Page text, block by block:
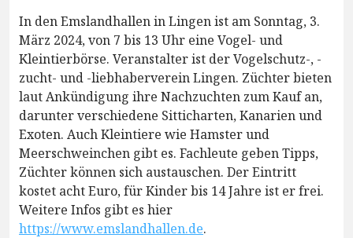
In den Emslandhallen in Lingen ist am Sonntag, 3.
März 2024, von 7 bis 13 Uhr eine Vogel- und
Kleintierbörse. Veranstalter ist der Vogelschutz-, -
zucht- und -liebhaberverein Lingen. Züchter bieten
laut Ankündigung ihre Nachzuchten zum Kauf an,
darunter verschiedene Sitticharten, Kanarien und
Exoten. Auch Kleintiere wie Hamster und
Meerschweinchen gibt es. Fachleute geben Tipps,
Züchter können sich austauschen. Der Eintritt
kostet acht Euro, für Kinder bis 14 Jahre ist er frei.
Weitere Infos gibt es hier
https://www.emslandhallen.de.